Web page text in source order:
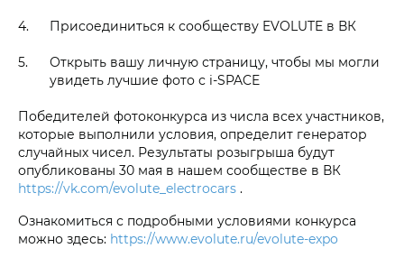
Присоединиться к сообществу EVOLUTE в ВК
Открыть вашу личную страницу, чтобы мы могли
увидеть лучшие фото с i‑SPACE
Победителей фотоконкурса из числа всех участников,
которые выполнили условия, определит генератор
случайных чисел. Результаты розыгрыша будут
опубликованы 30 мая в нашем сообществе в ВК
https://vk.com/evolute_electrocars .
Ознакомиться с подробными условиями конкурса
можно здесь: https://www.evolute.ru/evolute-expo